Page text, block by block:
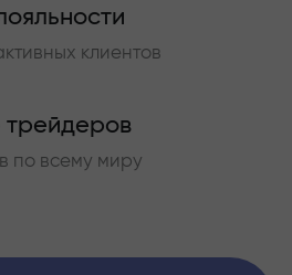
клиентов
по всему миру